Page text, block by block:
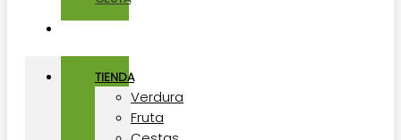
TIENDA
Verdura
Fruta